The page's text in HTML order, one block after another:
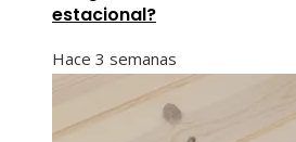
estacional?
Hace 3 semanas